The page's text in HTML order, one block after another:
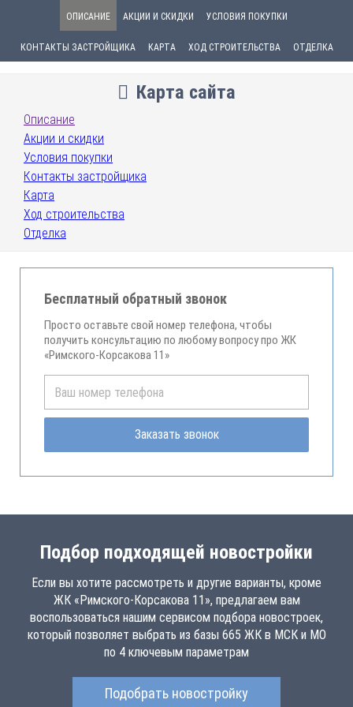
ОПИСАНИЕ АКЦИИ И СКИДКИ УСЛОВИЯ ПОКУПКИ
КОНТАКТЫ ЗАСТРОЙЩИКА КАРТА ХОД СТРОИТЕЛЬСТВА ОТДЕЛКА
Карта сайта
Описание
Акции и скидки
Условия покупки
Контакты застройщика
Карта
Ход строительства
Отделка
Бесплатный обратный звонок
Просто оставьте свой номер телефона, чтобы
получить консультацию по любому вопросу про ЖК
«Римского-Корсакова 11»
Заказать звонок
Подбор подходящей новостройки
Если вы хотите рассмотреть и другие варианты, кроме
ЖК «Римского-Корсакова 11», предлагаем вам
воспользоваться нашим сервисом подбора новостроек,
который позволяет выбрать из базы 665 ЖК в МСК и МО
по 4 ключевым параметрам
Подобрать новостройку